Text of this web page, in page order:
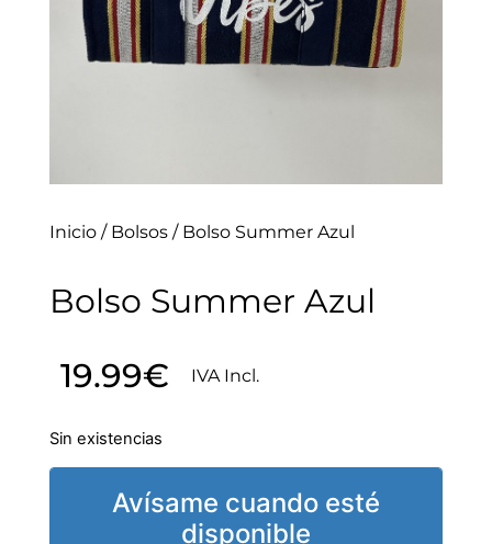
Inicio/ Bolsos/ Bolso Summer Azul
Bolso Summer Azul
19.99€ IVA Incl.
Sin existencias
Avísame cuando esté
disponible